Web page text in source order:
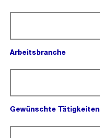
Arbeitsbranche
Gewünschte Tätigkeiten